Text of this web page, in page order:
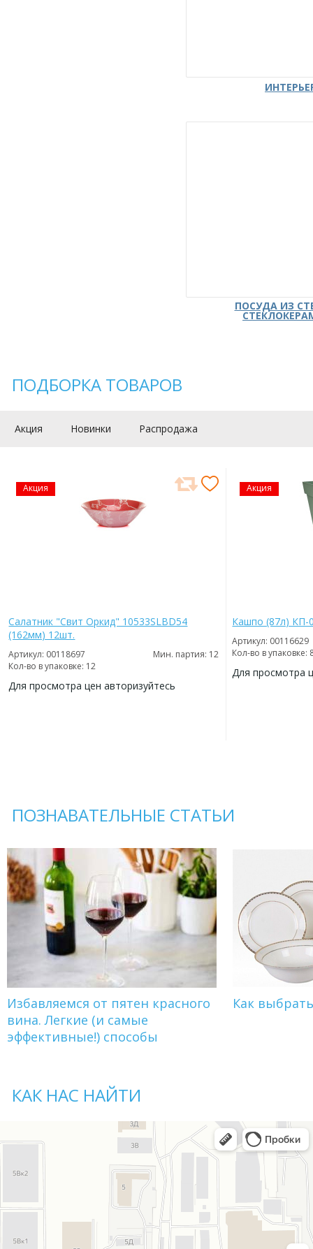
ПОСУДА ИЗ
ПОДБОРКА ТОВАРОВ
Акция Новинки Распродажа
Акция
Салатник "Свит Оркид" 10533SLBD54
(162мм) 12шт.
Артикул: 00118697
Мин. партия: 12
Кол-во в упаковке: 12
Для просмотра цен авторизуйтесь
Акция
Кашпо (87л) КП-
Артикул: 00116629
Кол-во в упаковке:
Для просмотра
ПОЗНАВАТЕЛЬНЫЕ СТАТЬИ
Избавляемся от пятен красного
вина. Легкие (и самые
эффективные!) способы
Как
КАК НАС НАЙТИ